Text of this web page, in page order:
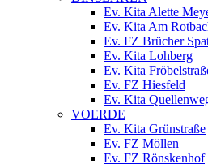
Ev. Kita Alette
Ev. Kita Am
Ev. FZ Brücher
Ev. Kita Lohberg
Ev. Kita
Ev. FZ Hiesfeld
Ev. Kita
VOERDE
Ev. Kita Grünstraße
Ev. FZ Möllen
Ev. FZ Rönskenhof